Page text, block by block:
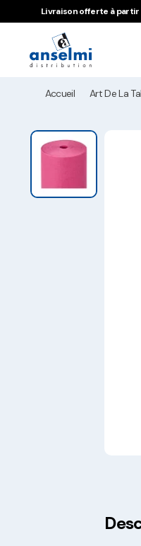
Aller au contenu
Aller à la navigation
Livraison offerte à partir
Accueil Art De La